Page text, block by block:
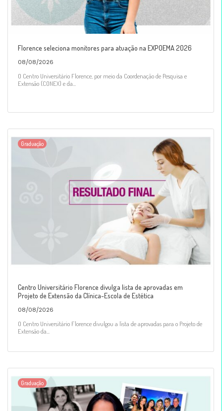
Florence seleciona monitores para atuação na EXPOEMA 2026
08/08/2026
O Centro Universitário Florence, por meio da Coordenação de Pesquisa e
Extensão (CONEX) e da...
Graduação
Centro Universitário Florence divulga lista de aprovadas em
Projeto de Extensão da Clínica-Escola de Estética
08/08/2026
O Centro Universitário Florence divulgou a lista de aprovadas para o Projeto de
Extensão da...
Graduação